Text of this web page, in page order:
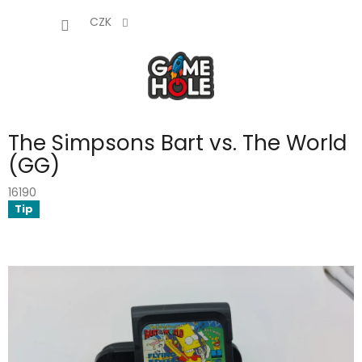
CZK
The Simpsons Bart vs. The World
(GG)
16190
Tip